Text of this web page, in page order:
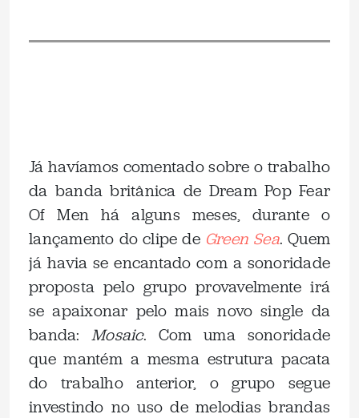
Já havíamos comentado sobre o trabalho
da banda britânica de Dream Pop Fear
Of Men há alguns meses, durante o
lançamento do clipe de Green Sea. Quem
já havia se encantado com a sonoridade
proposta pelo grupo provavelmente irá
se apaixonar pelo mais novo single da
banda:Mosaic. Com uma sonoridade
que mantém a mesma estrutura pacata
do trabalho anterior, o grupo segue
investindo no uso de melodias brandas